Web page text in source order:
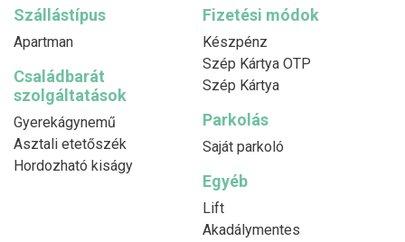
Szállástípus
Apartman
Fizetési módok
Készpénz
Szép Kártya OTP
Szép Kártya
Családbarát
szolgáltatások
Gyerekágynemű
Asztali etetőszék
Hordozható kiságy
Parkolás
Saját parkoló
Egyéb
Lift
Akadálymentes